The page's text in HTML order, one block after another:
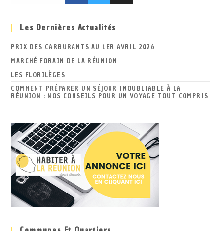
Les Dernières Actualités
PRIX DES CARBURANTS AU 1ER AVRIL 2026
MARCHÉ FORAIN DE LA RÉUNION
LES FLORILÈGES
COMMENT PRÉPARER UN SÉJOUR INOUBLIABLE À LA
RÉUNION : NOS CONSEILS POUR UN VOYAGE TOUT COMPRIS